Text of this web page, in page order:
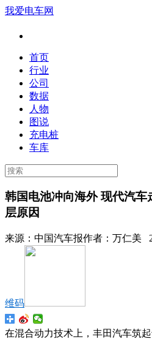
我爱电车网
首页
行业
公司
数据
人物
图说
充电桩
车库
韩国电池冲向海外 现代汽
层原因
来源： 中国汽车报作者： 万仁美
维码
在混合动力技术上，丰田汽车筑